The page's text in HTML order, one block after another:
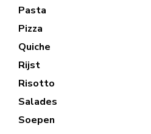
Pasta
Pizza
Quiche
Rijst
Risotto
Salades
Soepen